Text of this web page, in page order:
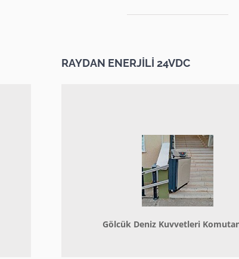
RAYDAN ENERJİLİ 24VDC
Gölcük Deniz Kuvvetleri